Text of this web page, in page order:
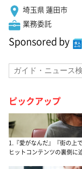
埼玉県 蓮田市
業務委託
Sponsored by
ピックアップ
1.『愛がなんだ』『街の上
ヒットコンテンツの裏側に